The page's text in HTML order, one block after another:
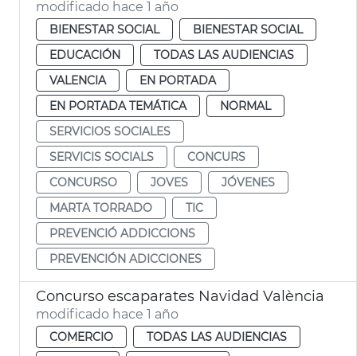
modificado hace 1 año
BIENESTAR SOCIAL
BIENESTAR SOCIAL
EDUCACIÓN
TODAS LAS AUDIENCIAS
VALENCIA
EN PORTADA
EN PORTADA TEMÁTICA
NORMAL
SERVICIOS SOCIALES
SERVICIS SOCIALS
CONCURS
CONCURSO
JOVES
JÓVENES
MARTA TORRADO
TIC
PREVENCIÓ ADDICCIONS
PREVENCIÓN ADICCIONES
Concurso escaparates Navidad València
modificado hace 1 año
COMERCIO
TODAS LAS AUDIENCIAS